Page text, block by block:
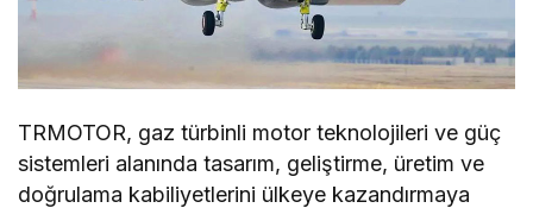
TRMOTOR, gaz türbinli motor teknolojileri ve güç
sistemleri alanında tasarım, geliştirme, üretim ve
doğrulama kabiliyetlerini ülkeye kazandırmaya